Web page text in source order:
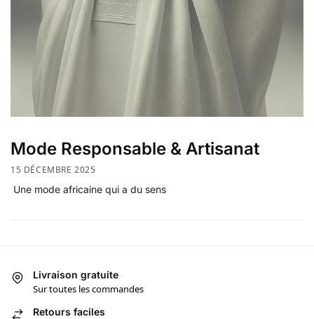
Mode Responsable & Artisanat
15 DÉCEMBRE 2025
Une mode africaine qui a du sens
Livraison gratuite
Sur toutes les commandes
Retours faciles